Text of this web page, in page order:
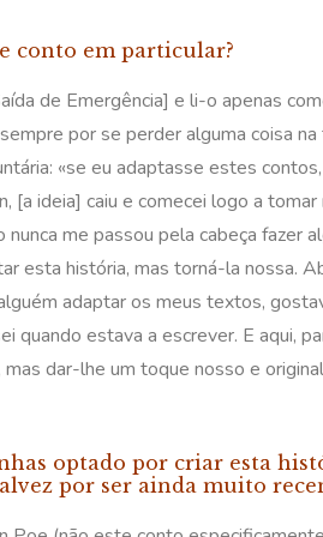
conto em particular?
de Emergência] e li-o apenas
por se perder alguma coisa na
«se eu adaptasse estes
[a ideia] caiu e comecei logo a
me passou pela cabeça fazer
esta história, mas torná-la nossa.
adaptar os meus textos,
quando estava a escrever. E aqui,
dar-lhe um toque nosso e
optado por criar esta
por ser ainda muito